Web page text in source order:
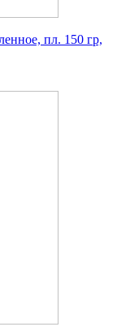
пл. 150 гр,